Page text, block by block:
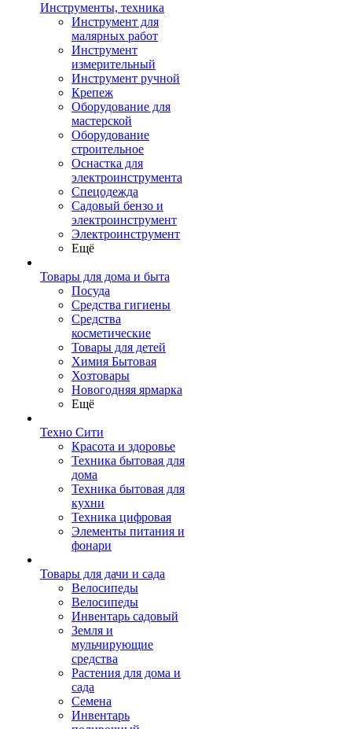
Инструменты, техника
Инструмент для
малярных работ
Инструмент
измерительный
Инструмент ручной
Крепеж
Оборудование для
мастерской
Оборудование
строительное
Оснастка для
электроинструмента
Спецодежда
Садовый бензо и
электроинструмент
Электроинструмент
Ещё
Товары для дома и быта
Посуда
Средства гигиены
Средства
косметические
Товары для детей
Химия Бытовая
Хозтовары
Новогодняя ярмарка
Ещё
Техно Сити
Красота и здоровье
Техника бытовая для
дома
Техника бытовая для
кухни
Техника цифровая
Элементы питания и
фонари
Товары для дачи и сада
Велосипеды
Велосипеды
Инвентарь садовый
Земля и
мульчирующие
средства
Растения для дома и
сада
Семена
Инвентарь